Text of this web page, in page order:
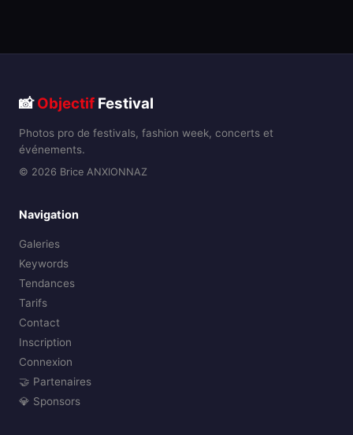
📸Objectif Festival
Photos pro de festivals, fashion week, concerts et
événements.
© 2026 Brice ANXIONNAZ
Navigation
Galeries
Keywords
Tendances
Tarifs
Contact
Inscription
Connexion
🤝 Partenaires
💎 Sponsors